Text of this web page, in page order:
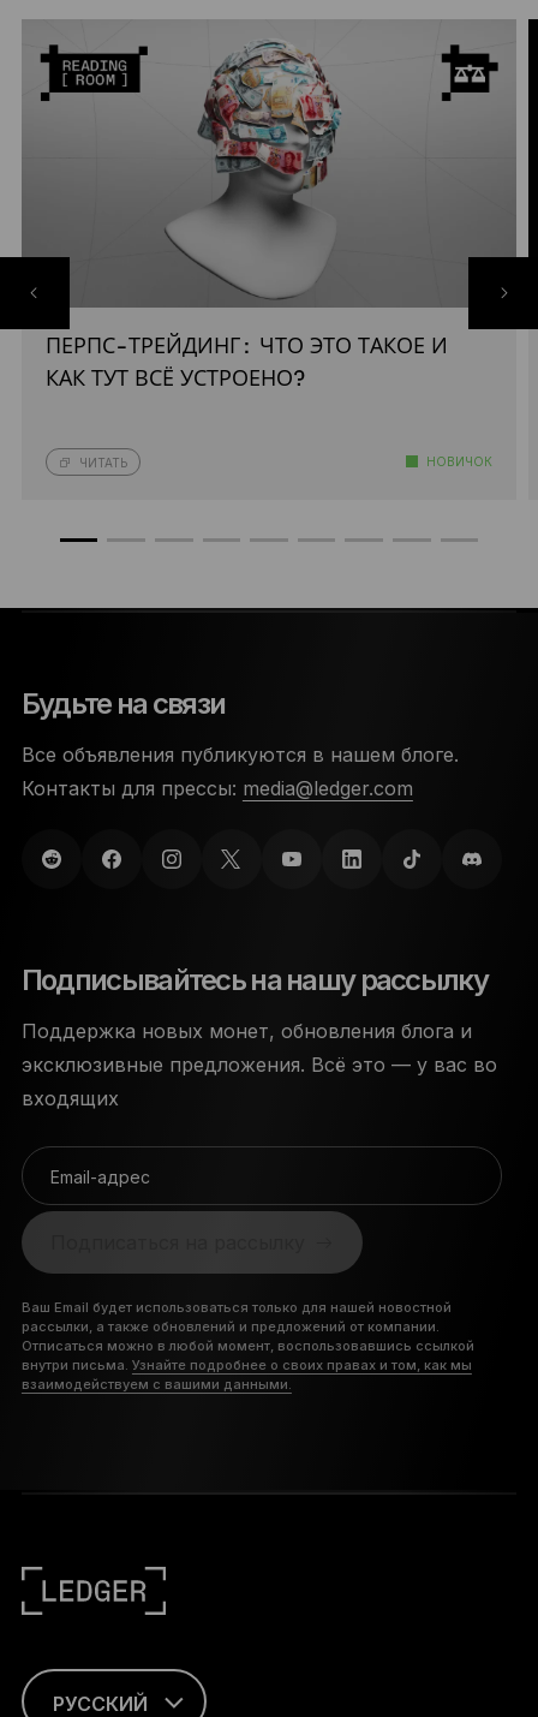
ПЕРПС-ТРЕЙДИНГ: ЧТО ЭТО ТАКОЕ И
КАК ТУТ ВСЁ УСТРОЕНО?
ЧИТАТЬ НОВИЧОК
Будьте на связи
Все объявления публикуются в нашем блоге.
Контакты для прессы: media@ledger.com
Подписывайтесь на нашу рассылку
Поддержка новых монет, обновления блога и
эксклюзивные предложения. Всё это — у вас во
входящих
Email-адрес
Ваш Email будет использоваться только для нашей новостной
рассылки, а также обновлений и предложений от компании.
Отписаться можно в любой момент, воспользовавшись ссылкой
внутри письма. Узнайте подробнее о своих правах и том, как мы
взаимодействуем с вашими данными.
РУССКИЙ